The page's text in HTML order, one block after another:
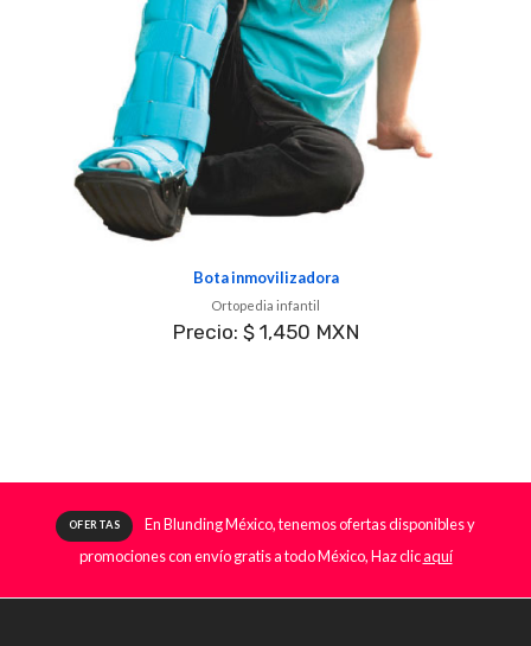
Bota inmovilizadora
Ortopedia infantil
Precio: $ 1,450 MXN
OFERTAS
En Blunding México, tenemos ofertas disponibles y
promociones con envío gratis a todo México, Haz clicaquí